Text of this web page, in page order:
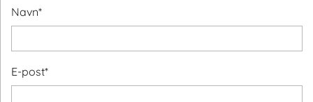
Navn*
E-post*